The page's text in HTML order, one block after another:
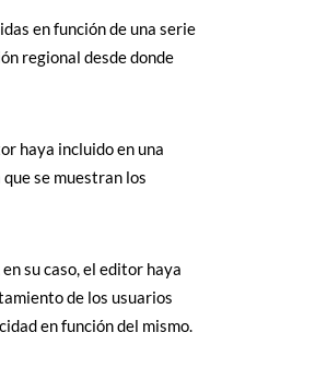
en función de una serie
regional desde donde
haya incluido en una
se muestran los
su caso, el editor haya
de los usuarios
en función del mismo.